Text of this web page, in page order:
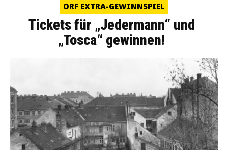
ORF EXTRA-GEWINNSPIEL
Tickets für „Jedermann“ und
„Tosca“ gewinnen!